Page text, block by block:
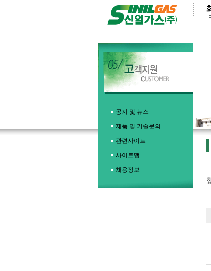
공지 및 뉴스
제품 및 기술문의
관련사이트
사이트맵
채용정보